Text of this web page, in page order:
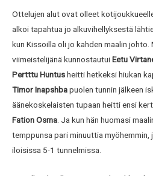
Ottelujen alut ovat olleet
alkoi tapahtua jo alkuvihellyksestä
kun Kissoilla oli jo kahden maalin johto.
viimeistelijänä kunnostautuiEetu
Pertttu Huntusheitti hetkeksi hiukan
Timor Inapshbapuolen tunnin jälkeen
äänekoskelaisten tupaan heitti ensi
Fation Osma. Ja kun hän huomasi
temppunsa pari minuuttia
iloisissa 5-1 tunnelmissa.